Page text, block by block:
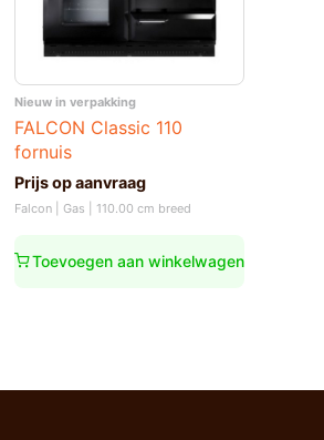
Nieuw in verpakking
FALCON Classic 110
fornuis
Prijs op aanvraag
Falcon | Gas | 110.00 cm breed
Toevoegen aan winkelwagen